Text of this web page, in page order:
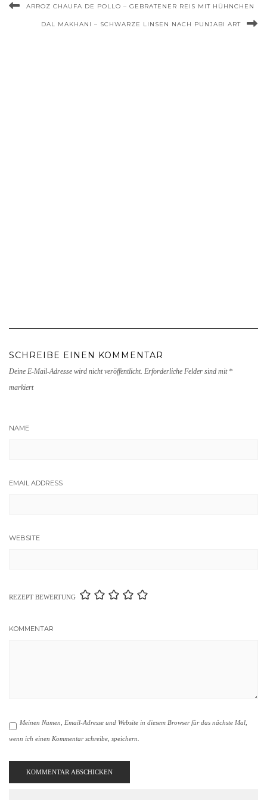
ARROZ CHAUFA DE POLLO – GEBRATENER REIS MIT HÜHNCHEN
DAL MAKHANI – SCHWARZE LINSEN NACH PUNJABI ART
SCHREIBE EINEN KOMMENTAR
Deine E-Mail-Adresse wird nicht veröffentlicht. Erforderliche Felder sind mit *
markiert
NAME
EMAIL ADDRESS
WEBSITE
REZEPT BEWERTUNG
KOMMENTAR
Meinen Namen, Email-Adresse und Website in diesem Browser für das nächste Mal,
wenn ich einen Kommentar schreibe, speichern.